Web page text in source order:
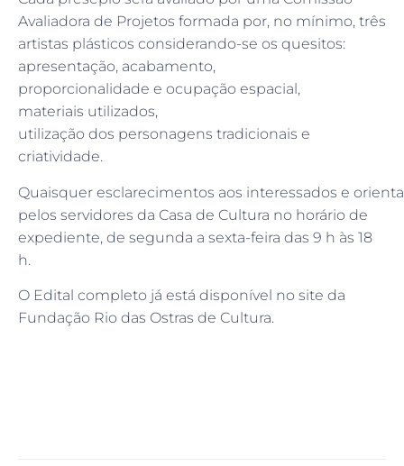
Avaliadora de Projetos formada por, no mínimo, três
artistas plásticos considerando-se os quesitos:
apresentação, acabamento,
proporcionalidade e ocupação espacial,
materiais utilizados,
utilização dos personagens tradicionais e
criatividade.
Quaisquer esclarecimentos aos interessados e
pelos servidores da Casa de Cultura no horário de
expediente, de segunda a sexta-feira das 9 h às 18
h.
O Edital completo já está disponível no site da
Fundação Rio das Ostras de Cultura.